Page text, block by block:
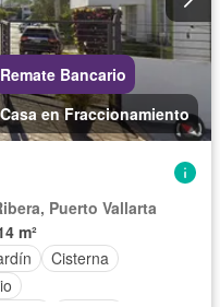
Remate Bancario
Casa en Fraccionamiento
Puerto Vallarta
m²
Cisterna